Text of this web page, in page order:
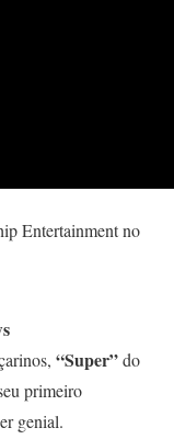
Entertainment no
“Super”do
primeiro
genial.